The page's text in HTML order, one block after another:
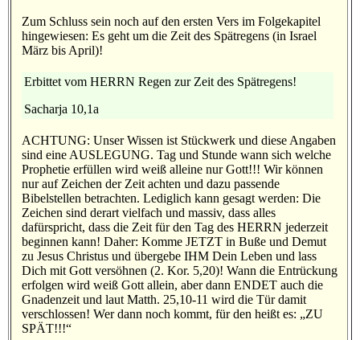
Zum Schluss sein noch auf den ersten Vers im Folgekapitel
hingewiesen: Es geht um die Zeit des Spätregens (in Israel
März bis April)!
Erbittet vom HERRN Regen zur Zeit des Spätregens!
Sacharja 10,1a
ACHTUNG: Unser Wissen ist Stückwerk und diese Angaben
sind eine AUSLEGUNG. Tag und Stunde wann sich welche
Prophetie erfüllen wird weiß alleine nur Gott!!! Wir können
nur auf Zeichen der Zeit achten und dazu passende
Bibelstellen betrachten. Lediglich kann gesagt werden: Die
Zeichen sind derart vielfach und massiv, dass alles
dafürspricht, dass die Zeit für den Tag des HERRN jederzeit
beginnen kann! Daher: Komme JETZT in Buße und Demut
zu Jesus Christus und übergebe IHM Dein Leben und lass
Dich mit Gott versöhnen (2. Kor. 5,20)! Wann die Entrückung
erfolgen wird weiß Gott allein, aber dann ENDET auch die
Gnadenzeit und laut Matth. 25,10-11 wird die Tür damit
verschlossen! Wer dann noch kommt, für den heißt es: „ZU
SPÄT!!!“